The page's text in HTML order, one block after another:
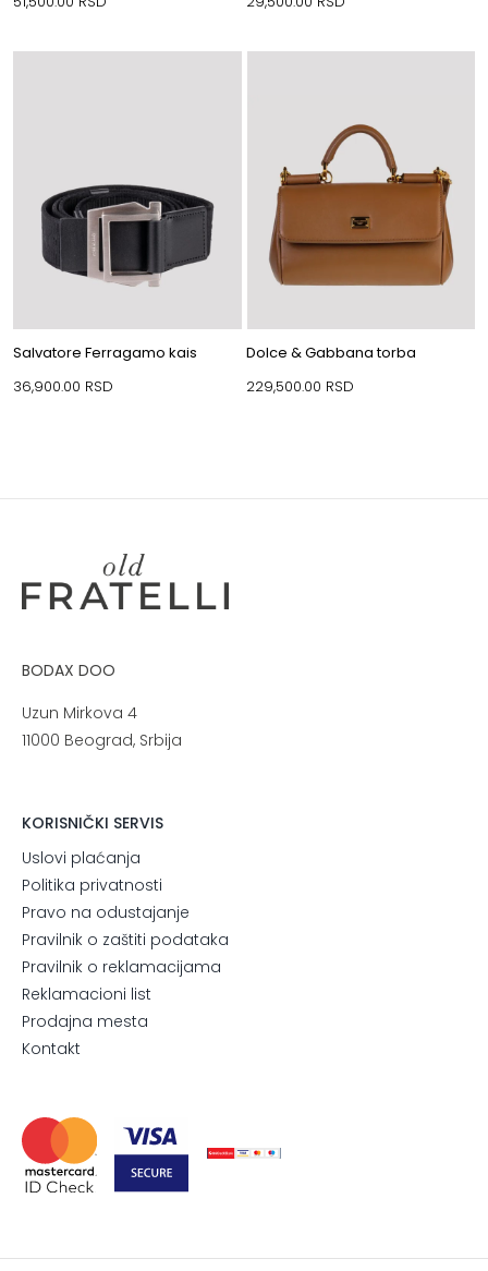
Salvatore Ferragamo kais
36,900.00 RSD
Dolce & Gabbana torba
229,500.00 RSD
BODAX DOO
Uzun Mirkova 4
11000 Beograd, Srbija
KORISNIČKI SERVIS
Uslovi plaćanja
Politika privatnosti
Pravo na odustajanje
Pravilnik o zaštiti podataka
Pravilnik o reklamacijama
Reklamacioni list
Prodajna mesta
Kontakt